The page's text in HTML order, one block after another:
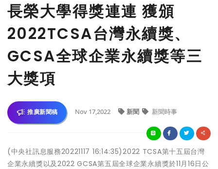
長榮大學得獎連連 獲頒
2022TCSA台灣永續獎、
GCSA全球企業永續獎等三
大獎項
推廣新聞稿 Nov 17,2022 新聞 新聞時事
(中央社訊息服務20221117 16:14:35)2022 TCSA第十五屆台灣
企業永續獎以及2022 GCSA第五屆全球企業永續獎於11月16日公